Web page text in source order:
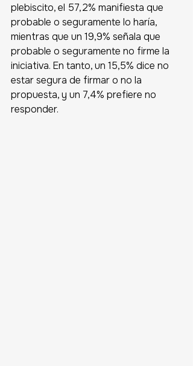
plebiscito, el 57,2% manifiesta que
probable o seguramente lo haría,
mientras que un 19,9% señala que
probable o seguramente no firme la
iniciativa. En tanto, un 15,5% dice no
estar segura de firmar o no la
propuesta, y un 7,4% prefiere no
responder.